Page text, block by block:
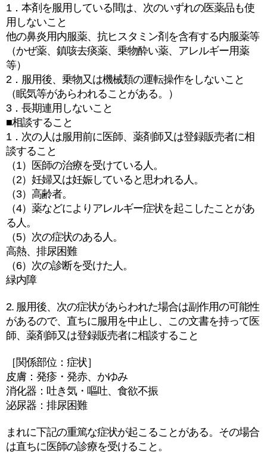
1．本剤を服用している間は、次のいずれの医薬品も使
用しないこと
他の鼻炎用内服薬、抗ヒスタミン剤を含有する内服薬等
（かぜ薬、鎮咳去痰薬、乗物酔い薬、アレルギー用薬
等）
2．服用後、乗物又は機械類の運転操作をしないこと
（眠気等があらわれることがある。）
3．長期連用しないこと
■相談すること
1．次の人は服用前に医師、薬剤師又は登録販売者に相
談すること
（1）医師の治療を受けている人。
（2）妊婦又は妊娠していると思われる人。
（3）高齢者。
（4）薬などによりアレルギー症状を起こしたことがあ
る人。
（5）次の症状のある人。
高熱、排尿困難
（6）次の診断を受けた人。
緑内障
2. 服用後、次の症状があらわれた場合は副作用の可能性
があるので、直ちに服用を中止し、この文書を持って医
師、薬剤師又は登録販売者に相談すること
［関係部位：症状］
皮膚：発疹・発赤、かゆみ
消化器：吐き気・嘔吐、食欲不振
泌尿器：排尿困難
まれに下記の重篤な症状が起こることがある。その場合
は直ちに医師の診療を受けること。